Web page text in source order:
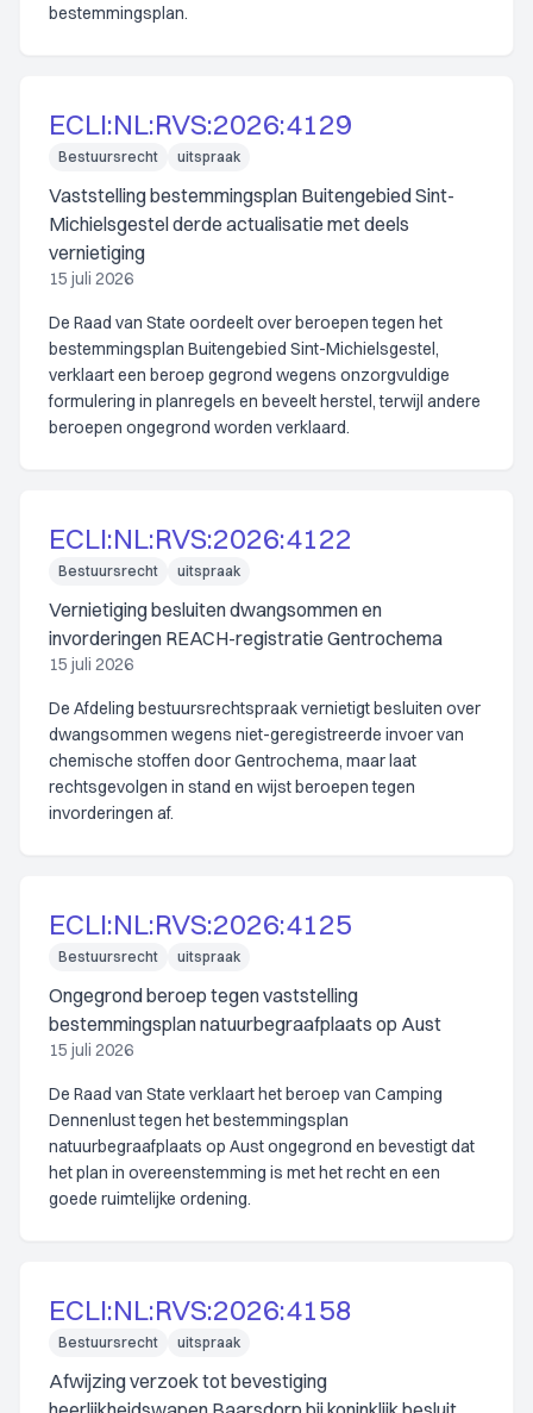
bestemmingsplan.
ECLI:NL:RVS:2026:4129
Bestuursrecht uitspraak
Vaststelling bestemmingsplan Buitengebied Sint-
Michielsgestel derde actualisatie met deels
vernietiging
15 juli 2026
De Raad van State oordeelt over beroepen tegen het
bestemmingsplan Buitengebied Sint-Michielsgestel,
verklaart een beroep gegrond wegens onzorgvuldige
formulering in planregels en beveelt herstel, terwijl andere
beroepen ongegrond worden verklaard.
ECLI:NL:RVS:2026:4122
Bestuursrecht uitspraak
Vernietiging besluiten dwangsommen en
invorderingen REACH-registratie Gentrochema
15 juli 2026
De Afdeling bestuursrechtspraak vernietigt besluiten over
dwangsommen wegens niet-geregistreerde invoer van
chemische stoffen door Gentrochema, maar laat
rechtsgevolgen in stand en wijst beroepen tegen
invorderingen af.
ECLI:NL:RVS:2026:4125
Bestuursrecht uitspraak
Ongegrond beroep tegen vaststelling
bestemmingsplan natuurbegraafplaats op Aust
15 juli 2026
De Raad van State verklaart het beroep van Camping
Dennenlust tegen het bestemmingsplan
natuurbegraafplaats op Aust ongegrond en bevestigt dat
het plan in overeenstemming is met het recht en een
goede ruimtelijke ordening.
ECLI:NL:RVS:2026:4158
Bestuursrecht uitspraak
Afwijzing verzoek tot bevestiging